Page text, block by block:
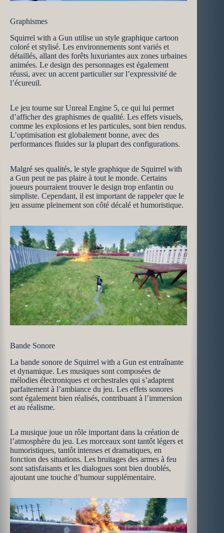
Graphismes
Squirrel with a Gun utilise un style graphique cartoon
coloré et stylisé. Les environnements sont variés et
détaillés, allant des forêts luxuriantes aux zones urbaines
animées. Le design des personnages est également
réussi, avec un accent particulier sur l’expressivité de
l’écureuil.
Le jeu tourne sur Unreal Engine 5, ce qui lui permet
d’afficher des graphismes de qualité. Les effets visuels,
comme les explosions et les particules, sont bien rendus.
L’optimisation est globalement bonne, avec des
performances fluides sur la plupart des configurations.
Malgré ses qualités, le style graphique de Squirrel with
a Gun peut ne pas plaire à tout le monde. Certains
joueurs pourraient trouver le design trop enfantin ou
simpliste. Cependant, il est important de rappeler que le
jeu assume pleinement son côté décalé et humoristique.
Bande Sonore
La bande sonore de Squirrel with a Gun est entraînante
et dynamique. Les musiques sont composées de
mélodies électroniques et orchestrales qui s’adaptent
parfaitement à l’ambiance du jeu. Les effets sonores
sont également bien réalisés, contribuant à l’immersion
et au réalisme.
La musique joue un rôle important dans la création de
l’atmosphère du jeu. Les morceaux sont tantôt légers et
humoristiques, tantôt intenses et dramatiques, en
fonction des situations. Les bruitages des armes à feu
sont satisfaisants et les dialogues sont bien doublés,
ajoutant une touche d’humour supplémentaire.